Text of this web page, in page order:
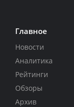
Главное
Новости
Аналитика
Рейтинги
Обзоры
Архив